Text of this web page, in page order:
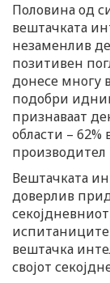
Половина од
вештачката
незаменлив
позитивен
донесе многу
подобри
признаваат
области –
Вештачката
доверлив
испитаниците
вештачка
својот